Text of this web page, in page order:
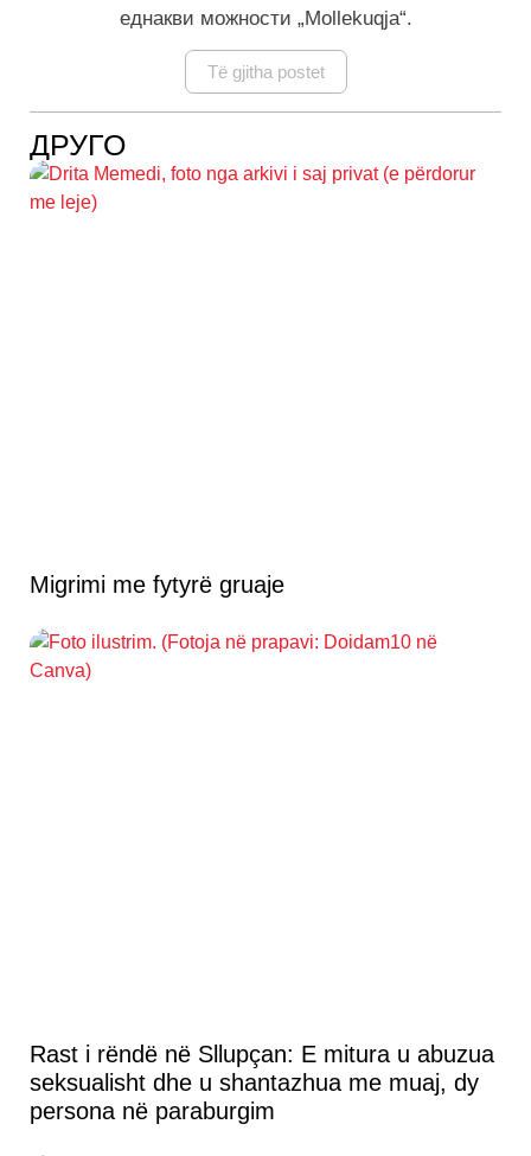
еднакви можности „Mollekuqja“.
Të gjitha postet
ДРУГО
Migrimi me fytyrë gruaje
Rast i rëndë në Sllupçan: E mitura u abuzua
seksualisht dhe u shantazhua me muaj, dy
persona në paraburgim